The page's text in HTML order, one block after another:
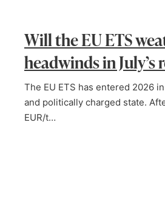
Will the EU ETS
headwinds in July’s
The EU ETS has entered 2026
and politically charged state.
EUR/t…